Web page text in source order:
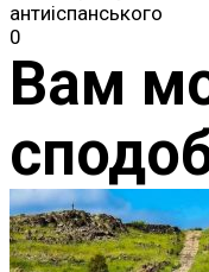
антиіспанського
0
Вам